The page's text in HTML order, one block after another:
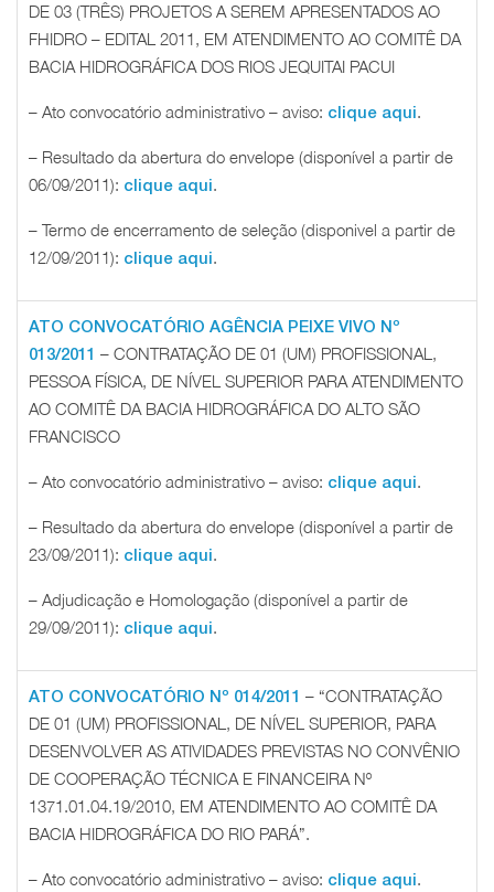
DE 03 (TRÊS) PROJETOS A SEREM APRESENTADOS AO
FHIDRO – EDITAL 2011, EM ATENDIMENTO AO COMITÊ DA
BACIA HIDROGRÁFICA DOS RIOS JEQUITAI PACUI
– Ato convocatório administrativo – aviso: clique aqui.
– Resultado da abertura do envelope (disponível a partir de
06/09/2011): clique aqui.
– Termo de encerramento de seleção (disponivel a partir de
12/09/2011): clique aqui.
ATO CONVOCATÓRIO AGÊNCIA PEIXE VIVO Nº
013/2011 – CONTRATAÇÃO DE 01 (UM) PROFISSIONAL,
PESSOA FÍSICA, DE NÍVEL SUPERIOR PARA ATENDIMENTO
AO COMITÊ DA BACIA HIDROGRÁFICA DO ALTO SÃO
FRANCISCO
– Ato convocatório administrativo – aviso: clique aqui.
– Resultado da abertura do envelope (disponível a partir de
23/09/2011): clique aqui.
– Adjudicação e Homologação (disponível a partir de
29/09/2011): clique aqui.
ATO CONVOCATÓRIO Nº 014/2011 – “CONTRATAÇÃO
DE 01 (UM) PROFISSIONAL, DE NÍVEL SUPERIOR, PARA
DESENVOLVER AS ATIVIDADES PREVISTAS NO CONVÊNIO
DE COOPERAÇÃO TÉCNICA E FINANCEIRA Nº
1371.01.04.19/2010, EM ATENDIMENTO AO COMITÊ DA
BACIA HIDROGRÁFICA DO RIO PARÁ”.
– Ato convocatório administrativo – aviso: clique aqui.